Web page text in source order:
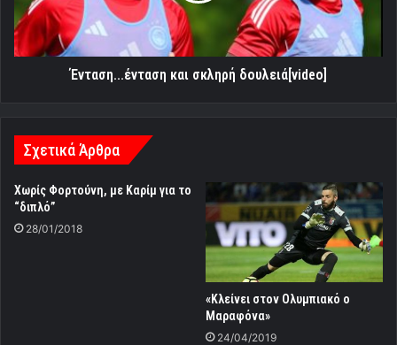
Ένταση...ένταση και σκληρή δουλειά[video]
Σχετικά Άρθρα
Χωρίς Φορτούνη, με Καρίμ για το
“διπλό”
28/01/2018
«Κλείνει στον Ολυμπιακό ο
Μαραφόνα»
24/04/2019